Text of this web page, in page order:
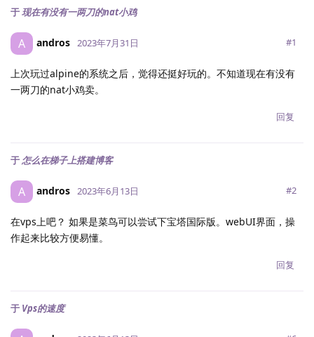
于现在有没有一两刀的nat小鸡
A andros 2023年7月31日 #1
上次玩过alpine的系统之后，觉得还挺好玩的。不知道现在有没有
一两刀的nat小鸡卖。
回复
于怎么在梯子上搭建博客
A andros 2023年6月13日 #2
在vps上吧？ 如果是菜鸟可以尝试下宝塔国际版。webUI界面，操
作起来比较方便易懂。
回复
于 Vps的速度